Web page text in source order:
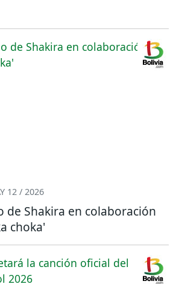
12 / 2026
de Shakira en colaboración
choka'